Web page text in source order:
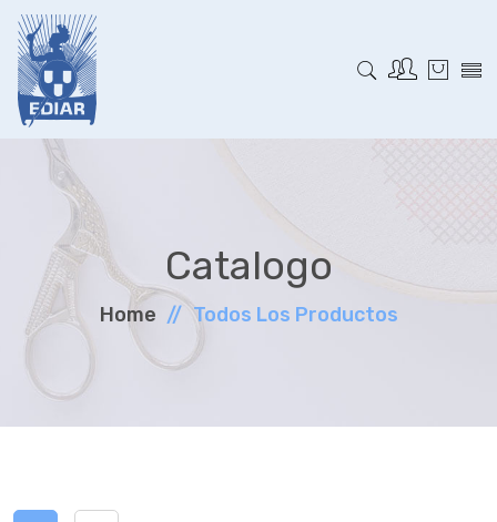
Catalogo
Home Todos Los Productos